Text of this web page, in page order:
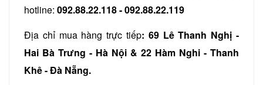
hotline: 092.88.22.118 - 092.88.22.119
Địa chỉ mua hàng trực tiếp: 69 Lê Thanh Nghị -
Hai Bà Trưng - Hà Nội & 22 Hàm Nghi - Thanh
Khê - Đà Nẵng.